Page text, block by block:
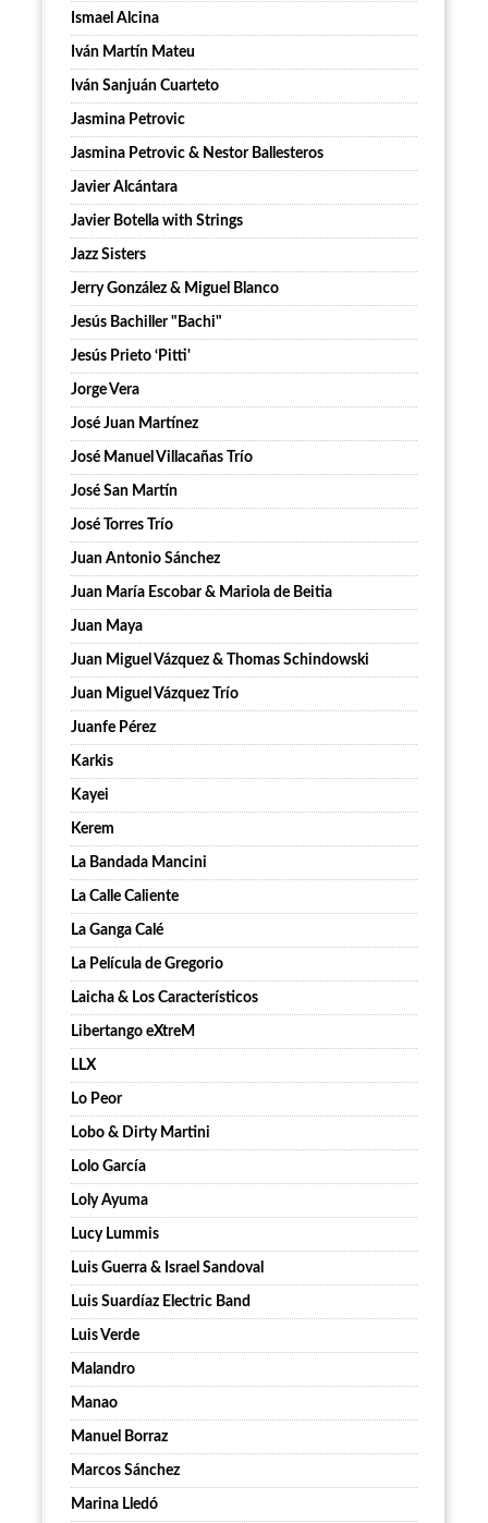
Ismael Alcina
Iván Martín Mateu
Iván Sanjuán Cuarteto
Jasmina Petrovic
Jasmina Petrovic & Nestor Ballesteros
Javier Alcántara
Javier Botella with Strings
Jazz Sisters
Jerry González & Miguel Blanco
Jesús Bachiller "Bachi"
Jesús Prieto ‘Pitti'
Jorge Vera
José Juan Martínez
José Manuel Villacañas Trío
José San Martín
José Torres Trío
Juan Antonio Sánchez
Juan María Escobar & Mariola de Beitia
Juan Maya
Juan Miguel Vázquez & Thomas Schindowski
Juan Miguel Vázquez Trío
Juanfe Pérez
Karkis
Kayei
Kerem
La Bandada Mancini
La Calle Caliente
La Ganga Calé
La Película de Gregorio
Laicha & Los Característicos
Libertango eXtreM
LLX
Lo Peor
Lobo & Dirty Martini
Lolo García
Loly Ayuma
Lucy Lummis
Luis Guerra & Israel Sandoval
Luis Suardíaz Electric Band
Luis Verde
Malandro
Manao
Manuel Borraz
Marcos Sánchez
Marina Lledó